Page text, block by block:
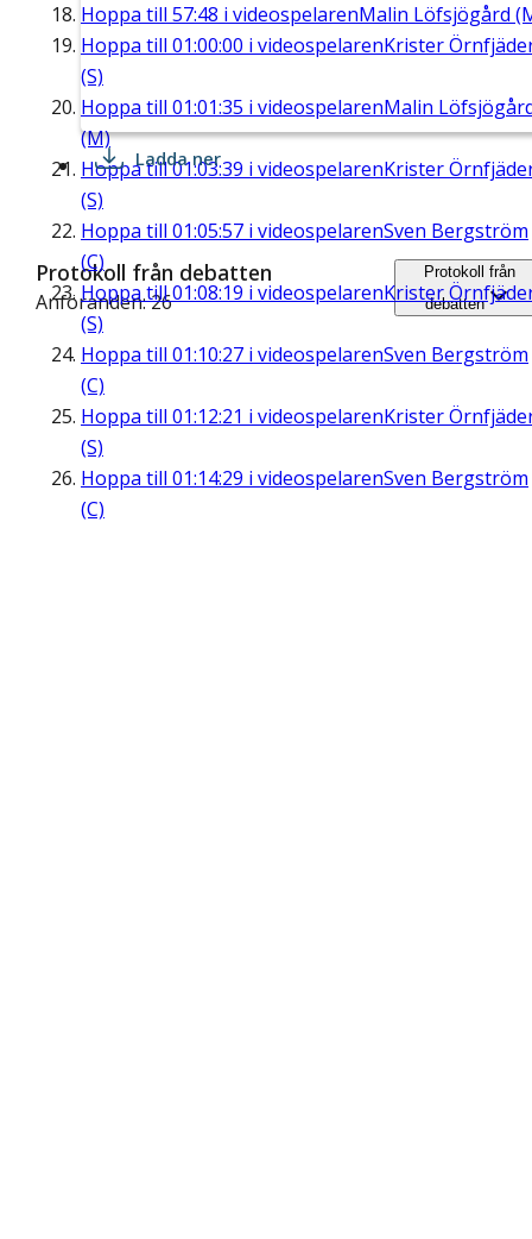
Hoppa till 57:48 i videospelarenMalin Löfsjögård
Hoppa till 01:00:00 i videospelarenKrister
(S)
Hoppa till 01:01:35 i videospelarenMalin
(M)
Hoppa till01:03:39 i videospelarenKrister
(S)
Hoppa till 01:05:57 i videospelarenSven Bergström
(C)
Hoppa till01:08:19 i videospelarenKrister
(S)
Hoppa till 01:10:27 i videospelarenSven Bergström
(C)
Hoppa till 01:12:21 i videospelarenKrister
(S)
Hoppa till 01:14:29 i videospelarenSven Bergström
(C)
Ladda ner
Protokoll från debatten
Anföranden: 26
Protokoll från
debatten